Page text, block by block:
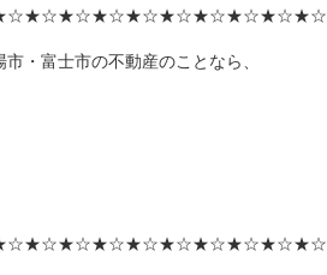
・富士市の不動産のことなら、